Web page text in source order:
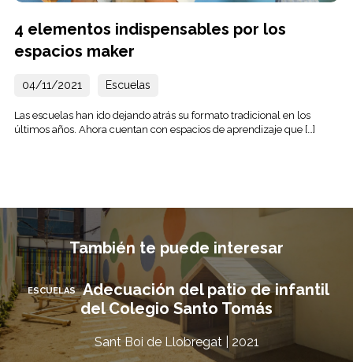
4 elementos indispensables por los
espacios maker
04/11/2021 Escuelas
Las escuelas han ido dejando atrás su formato tradicional en los
últimos años. Ahora cuentan con espacios de aprendizaje que […]
También te puede interesar
ESCUELAS Adecuación del patio de infantil
del Colegio Santo Tomás
Sant Boi de Llobregat | 2021